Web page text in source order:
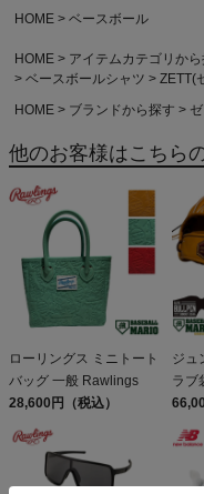
HOME ベースボール
HOME アイテムカテゴリから
ベースボールシャツ
ZETT(
HOME
ブランドから探す
他のお客様はこちら
ローリングス ミニトート
バッグ 一般 Rawlings
28,600円（税込）
ジュ
ラブ
ナル
ミド
グ